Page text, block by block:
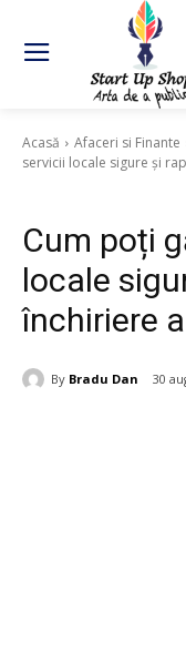
Acasă Afaceri si Finante
servicii locale sigure și
Cum poți
locale
închiriere
By Bradu Dan 30